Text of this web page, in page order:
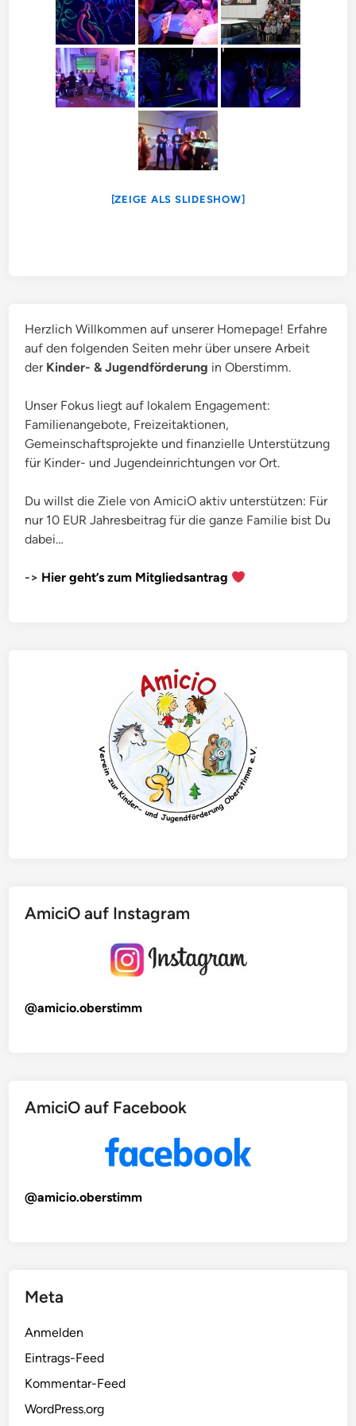
[ZEIGE ALS SLIDESHOW]
Herzlich Willkommen auf unserer Homepage! Erfahre
auf den folgenden Seiten mehr über unsere Arbeit
der Kinder- & Jugendförderung in Oberstimm.
Unser Fokus liegt auf lokalem Engagement:
Familienangebote, Freizeitaktionen,
Gemeinschaftsprojekte und finanzielle Unterstützung
für Kinder- und Jugendeinrichtungen vor Ort.
Du willst die Ziele von AmiciO aktiv unterstützen: Für
nur 10 EUR Jahresbeitrag für die ganze Familie bist Du
dabei…
-> Hier geht’s zum Mitgliedsantrag
AmiciO auf Instagram
@amicio.oberstimm
AmiciO auf Facebook
@amicio.oberstimm
Meta
Anmelden
Eintrags-Feed
Kommentar-Feed
WordPress.org